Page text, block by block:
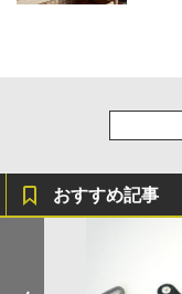
おすすめ記事